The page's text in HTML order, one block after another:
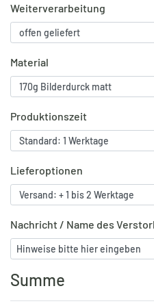
Weiterverarbeitung
Material
Produktionszeit
Lieferoptionen
Nachricht / Name des
Summe